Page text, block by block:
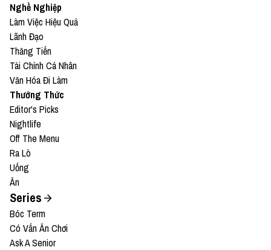
Nghề Nghiệp
Làm Việc Hiệu Quả
Lãnh Đạo
Thăng Tiến
Tài Chính Cá Nhân
Văn Hóa Đi Làm
Thưởng Thức
Editor's Picks
Nightlife
Off The Menu
Ra Lò
Uống
Ăn
Series
Bóc Term
Có Vấn Ăn Chơi
Ask A Senior